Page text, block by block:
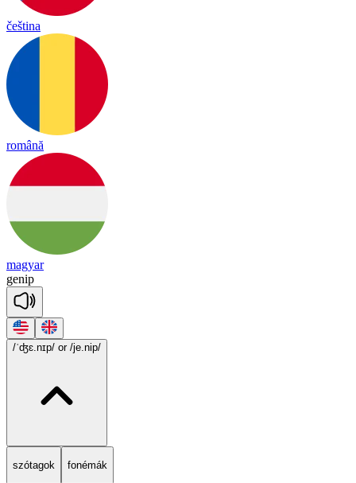
čeština
română
magyar
genip
/ˈʤɛ.nɪp/ or /je.nip/
szótagok fonémák